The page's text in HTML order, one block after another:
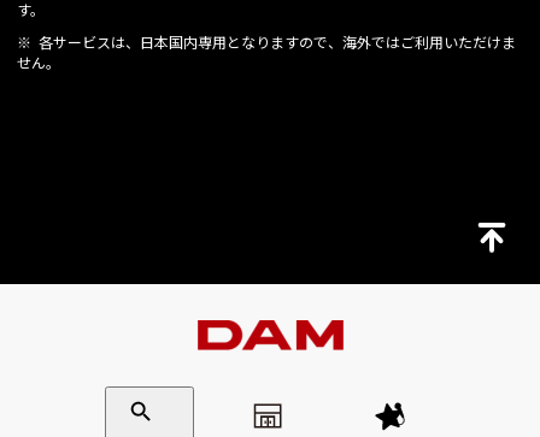
す。
※ 各サービスは、日本国内専用となりますので、海外ではご利用いただけま
せん。